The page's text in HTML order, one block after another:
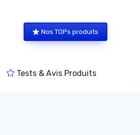
Nos TOPs produits
Tests & Avis Produits